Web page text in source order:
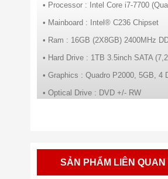
• Processor : Intel Core i7-7700
• Mainboard : Intel® C236 Chipset
• Ram : 16GB (2X8GB) 2400MHz
• Hard Drive : 1TB 3.5inch SATA
• Graphics : Quadro P2000, 5GB, 4
• Optical Drive : DVD +/- RW
• Waranty : 3 year Prosupport
SẢN PHẨM LIÊN QUAN